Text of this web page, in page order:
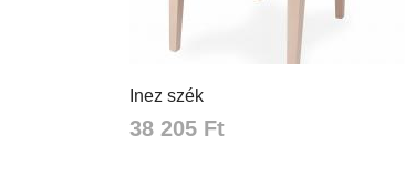
Inez szék
38 205 Ft